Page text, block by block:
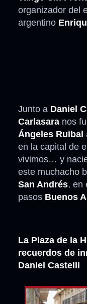
organizador del
argentino
Junto a Daniel
Carlasara nos
Ángeles Ruibal
en la capital de
vivimos… y
este muchacho
San Andrés, en
pasos Buenos
La Plaza de la
recuerdos de
Daniel Castelli